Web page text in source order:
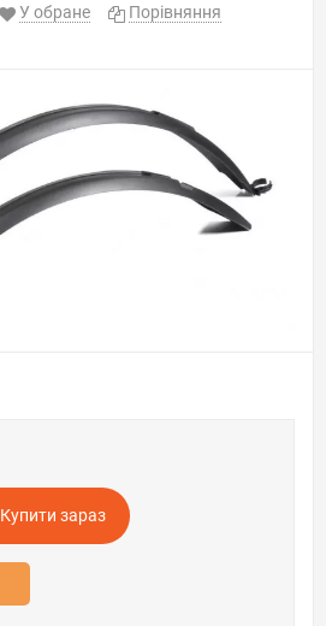
У обране Порівняння
Купити зараз